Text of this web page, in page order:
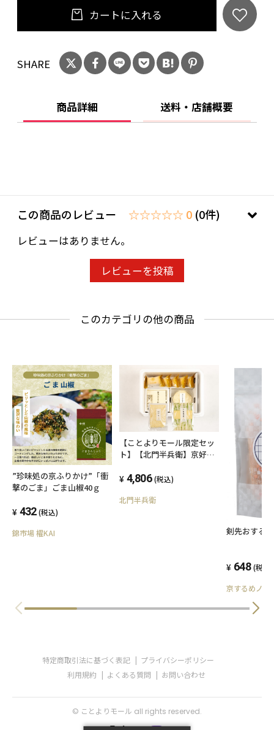
カートに入れる
SHARE
商品詳細 送料・店舗概要
この商品のレビュー ☆☆☆☆☆ 0 (0件)
レビューはありません。
レビューを投稿
このカテゴリの他の商品
”珍味処の京ふりかけ”「衝
撃のごま」ごま山椒40ｇ
432 (税込)
錦市場 櫂KAI
【ことよりモール限定セッ
ト】【北門半兵衛】京好み
4,806 (税込)
北門半兵衛
剣先おする
648 (税込)
京するめノ里
特定商取引法に基づく表記
プライバシーポリシー
利用規約
よくある質問 お問い合わせ
© ことよりモール all rights reserved.